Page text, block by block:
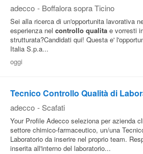
adecco - Boffalora sopra Ticino
Sei alla ricerca di un'opportunita lavorativa
esperienza nel controllo qualita e vorresti
strutturata?Candidati qui! Questa e'
Italia S.p.a...
oggi
Tecnico Controllo Qualità di
adecco - Scafati
Your Profile Adecco seleziona per azienda
settore chimico-farmaceutico, un/una
Laboratorio da inserire nel proprio team.
inserita all'interno del laboratorio...